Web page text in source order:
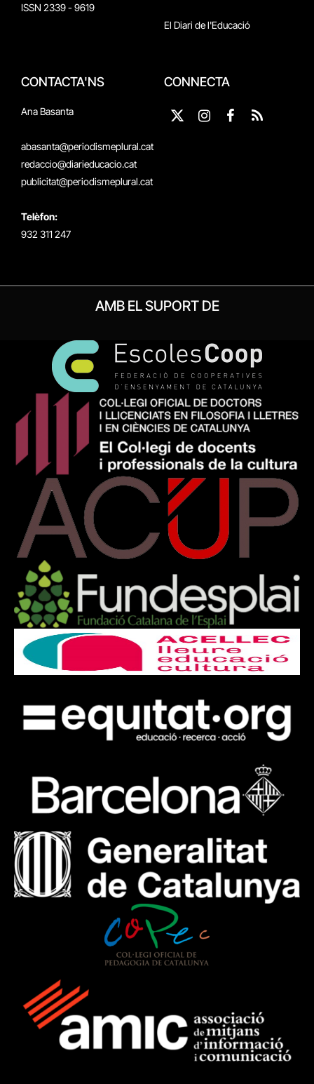
ISSN 2339 - 9619
El Diari de l'Educació
CONTACTA'NS
Ana Basanta
abasanta@periodismeplural.cat
redaccio@diarieducacio.cat
publicitat@periodismeplural.cat
Telèfon:
932 311 247
CONNECTA
X
Instagram
Facebook
RSS
AMB EL SUPORT DE